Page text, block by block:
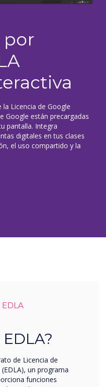
por
Licencia de Google
Google están precargadas
pantalla. Integra
digitales en tus clases
el uso compartido y la
de Licencia de
un programa
funciones